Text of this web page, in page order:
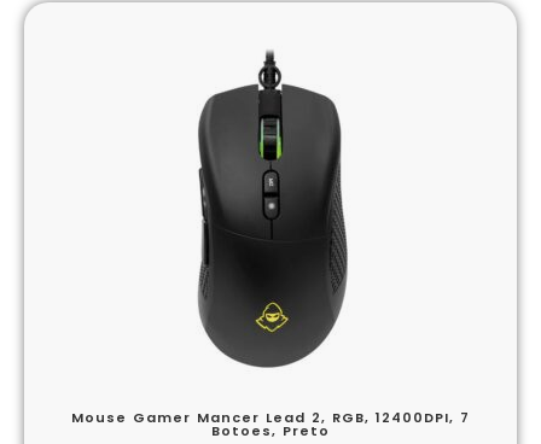
Mouse Gamer Mancer Lead 2, RGB, 12400DPI, 7
Botoes, Preto